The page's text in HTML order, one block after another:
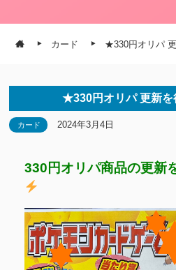
カード ★330円オリパ
★330円オリパ 更新
カード 2024年3月4日
330円オリパ商品の更新